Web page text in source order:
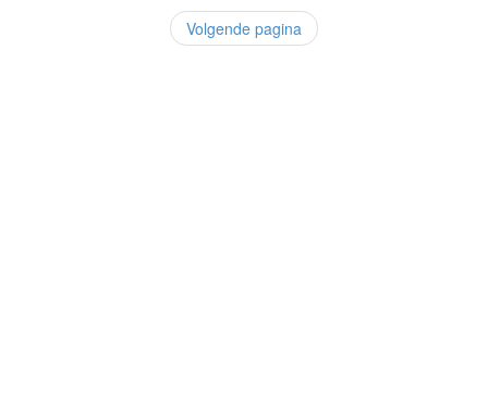
Volgende pagina